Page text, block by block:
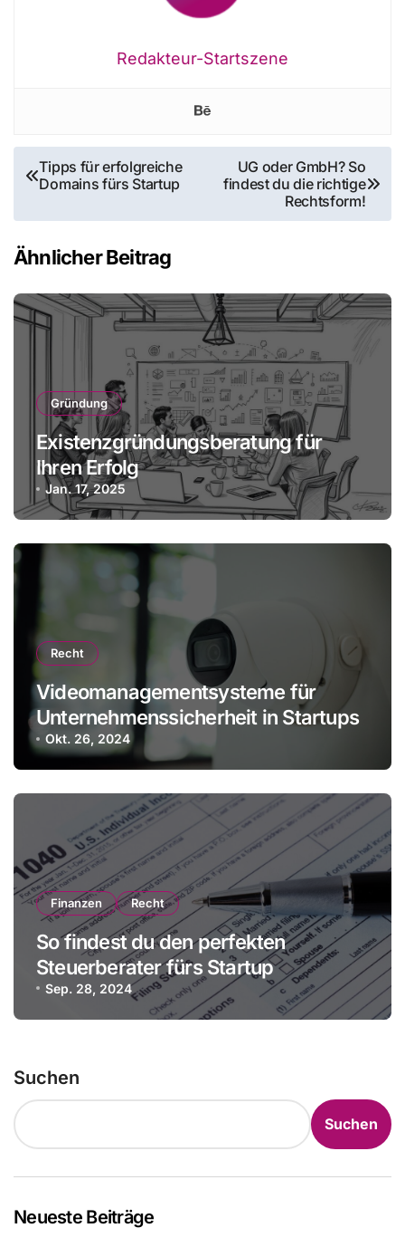
Redakteur-Startszene
Beitragsnavigation
Tipps für erfolgreiche
Domains fürs Startup
UG oder GmbH? So
findest du die richtige
Rechtsform!
Ähnlicher Beitrag
Gründung
Existenzgründungsberatung für
Ihren Erfolg
Jan. 17, 2025
Recht
Videomanagementsysteme für
Unternehmenssicherheit in Startups
Okt. 26, 2024
Finanzen Recht
So findest du den perfekten
Steuerberater fürs Startup
Sep. 28, 2024
Suchen
Suchen
Neueste Beiträge